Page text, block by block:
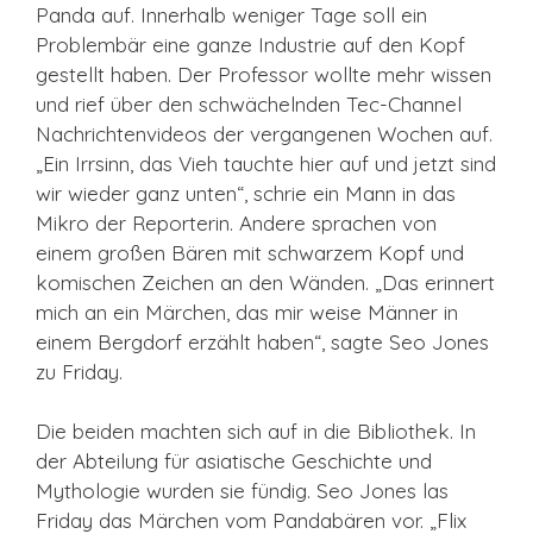
Panda auf. Innerhalb weniger Tage soll ein
Problembär eine ganze Industrie auf den Kopf
gestellt haben. Der Professor wollte mehr wissen
und rief über den schwächelnden Tec-Channel
Nachrichtenvideos der vergangenen Wochen auf.
„Ein Irrsinn, das Vieh tauchte hier auf und jetzt sind
wir wieder ganz unten“, schrie ein Mann in das
Mikro der Reporterin. Andere sprachen von
einem großen Bären mit schwarzem Kopf und
komischen Zeichen an den Wänden. „Das erinnert
mich an ein Märchen, das mir weise Männer in
einem Bergdorf erzählt haben“, sagte Seo Jones
zu Friday.
Die beiden machten sich auf in die Bibliothek. In
der Abteilung für asiatische Geschichte und
Mythologie wurden sie fündig. Seo Jones las
Friday das Märchen vom Pandabären vor. „Flix